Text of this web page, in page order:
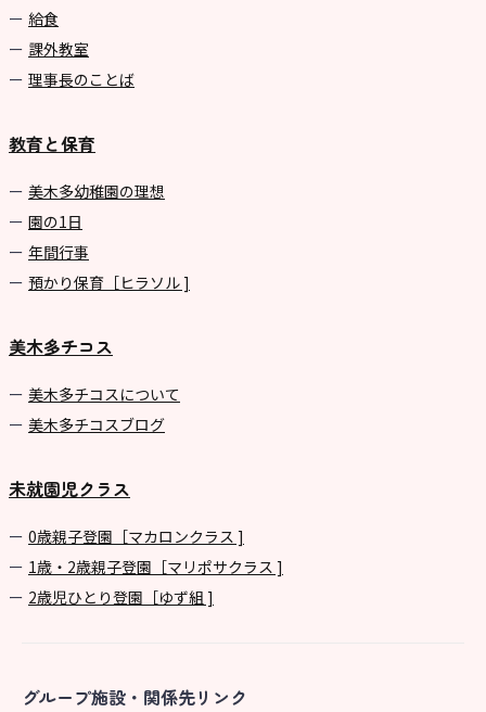
給食
課外教室
理事長のことば
教育と保育
美⽊多幼稚園の理想
園の1⽇
年間⾏事
預かり保育［ヒラソル ]
美木多チコス
美⽊多チコスについて
美⽊多チコスブログ
未就園児クラス
0歳親子登園［マカロンクラス ]
1歳・2歳親子登園［マリポサクラス ]
2歳児ひとり登園［ゆず組 ]
グループ施設・関係先リンク